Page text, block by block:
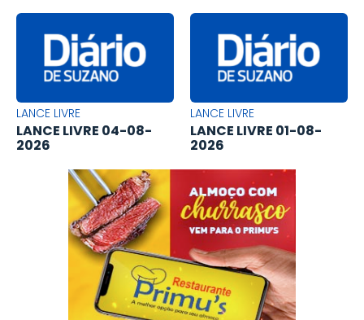
LANCE LIVRE
LANCE LIVRE 04-08-
2026
LANCE LIVRE
LANCE LIVRE 01-08-
2026